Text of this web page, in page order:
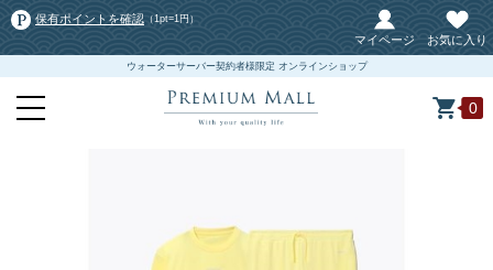
保有ポイントを確認 （1pt=1円）
マイページ お気に入り
ウォーターサーバー契約者様限定 オンラインショップ
0